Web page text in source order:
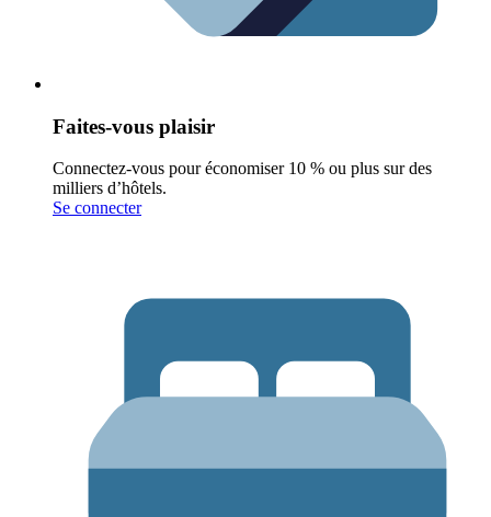
Faites-vous plaisir
Connectez-vous pour économiser 10 % ou plus sur des
milliers d’hôtels.
Se connecter